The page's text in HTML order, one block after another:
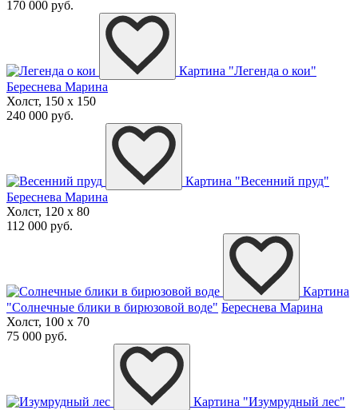
170 000 руб.
Картина "Легенда о кои"
Береснева Марина
Холст, 150 x 150
240 000 руб.
Картина "Весенний пруд"
Береснева Марина
Холст, 120 x 80
112 000 руб.
Картина
"Солнечные блики в бирюзовой воде" Береснева Марина
Холст, 100 x 70
75 000 руб.
Картина "Изумрудный лес"